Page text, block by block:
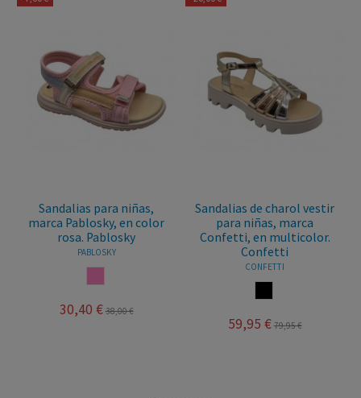
niñas,
en color
Sandalias de charol vestir
para niñas, marca
Confetti, en multicolor.
Sandalias
marca
color beige o
39,95 €